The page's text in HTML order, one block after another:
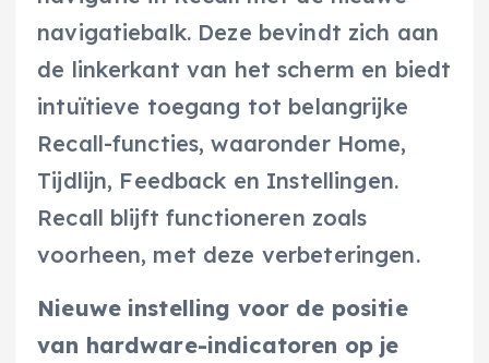
navigatiebalk. Deze bevindt zich aan
de linkerkant van het scherm en biedt
intuïtieve toegang tot belangrijke
Recall-functies, waaronder Home,
Tijdlijn, Feedback en Instellingen.
Recall blijft functioneren zoals
voorheen, met deze verbeteringen.
Nieuwe instelling voor de positie
van hardware-indicatoren op je